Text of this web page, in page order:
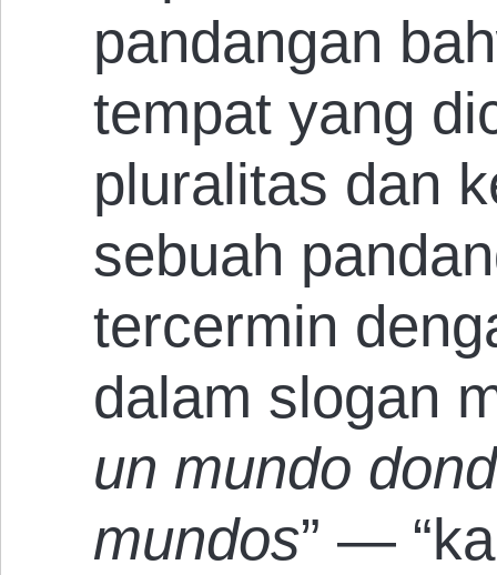
pandangan
tempat yang
pluralitas dan
sebuah
tercermin
dalam slogan
un mundo
mundos” —